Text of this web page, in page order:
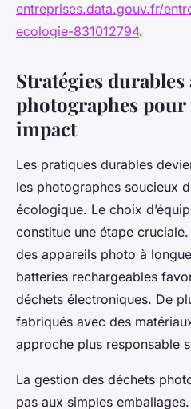
entreprises.data.gouv.fr/
ecologie-831012794.
Stratégies durables
photographes
impact
Les pratiques durables
les photographes soucieux
écologique. Le choix
constitue une étape
des appareils photo à
batteries rechargeables
déchets électroniques. De
fabriqués avec des
approche plus responsable
La gestion des déchets
pas aux simples